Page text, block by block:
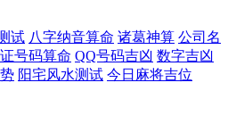
试 八字纳音算命 诸葛神算 公司名
号码算命 QQ号码吉凶 数字吉凶
阳宅风水测试 今日麻将吉位